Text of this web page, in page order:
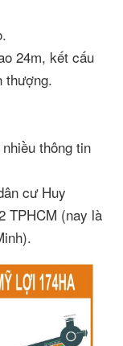
24m, kết cấu
thượng.
thông tin
cư Huy
TPHCM (nay là